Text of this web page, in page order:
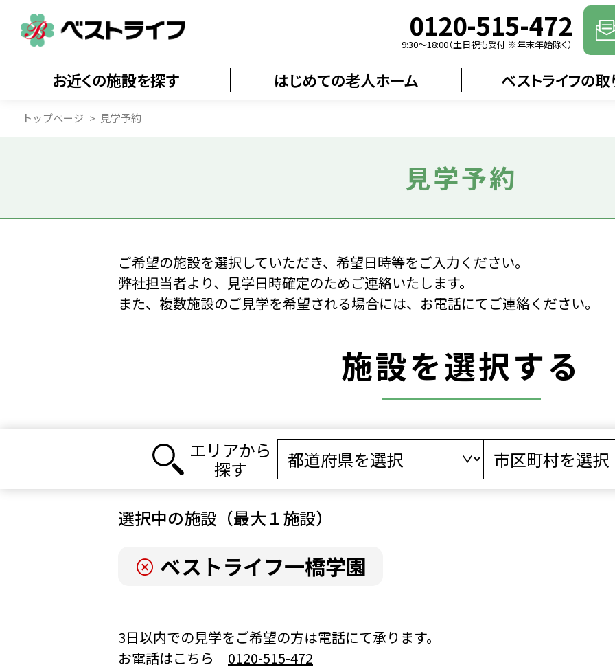
0120-515-472
9:30〜18:00（土日祝も受付 ※年末年始除く）
お近くの施設を探す はじめての老人ホーム ベストライフの
トップページ 見学予約
見学予約
ご希望の施設を選択していただき、希望日時等をご入力ください。
弊社担当者より、見学日時確定のためご連絡いたします。
また、複数施設のご見学を希望される場合には、お電話にてご連絡ください。
施設を選択する
エリアから
探す
選択中の施設（最大１施設）
ベストライフ一橋学園
3日以内での見学をご希望の方は電話にて承ります。
お電話はこちら 0120-515-472